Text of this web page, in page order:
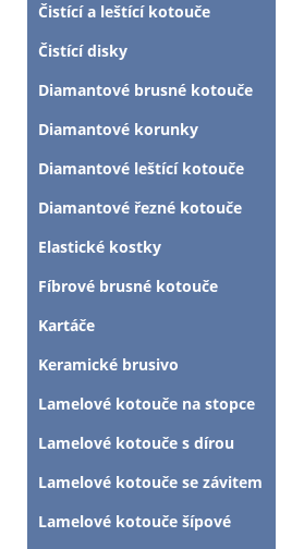
Čistící a leštící kotouče
Čistící disky
Diamantové brusné kotouče
Diamantové korunky
Diamantové leštící kotouče
Diamantové řezné kotouče
Elastické kostky
Fíbrové brusné kotouče
Kartáče
Keramické brusivo
Lamelové kotouče na stopce
Lamelové kotouče s dírou
Lamelové kotouče se závitem
Lamelové kotouče šípové